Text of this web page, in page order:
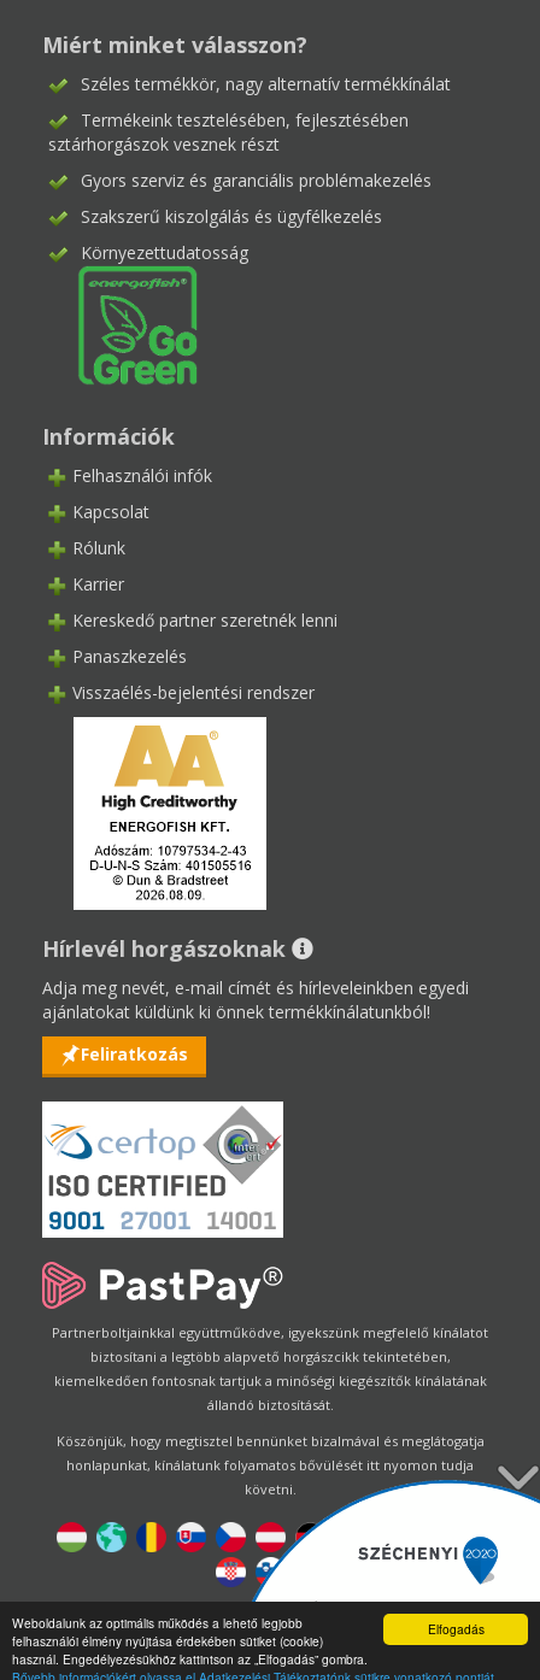
Elfogadás
Weboldalunk az optimális működés a lehető legjobb
felhasználói élmény nyújtása érdekében sütiket (cookie)
használ. Engedélyezésükhöz kattintson az „Elfogadás” gombra.
Miért minket válasszon?
Széles termékkör, nagy alternatív termékkínálat
Termékeink tesztelésében, fejlesztésében
sztárhorgászok vesznek részt
Gyors szerviz és garanciális problémakezelés
Szakszerű kiszolgálás és ügyfélkezelés
Környezettudatosság
Információk
Felhasználói infók
Kapcsolat
Rólunk
Karrier
Kereskedő partner szeretnék lenni
Panaszkezelés
Visszaélés-bejelentési rendszer
Hírlevél horgászoknak
Adja meg nevét, e-mail címét és hírleveleinkben egyedi
ajánlatokat küldünk ki önnek termékkínálatunkból!
Feliratkozás
Partnerboltjainkkal együttműködve, igyekszünk megfelelő kínálatot
biztosítani a legtöbb alapvető horgászcikk tekintetében,
kiemelkedően fontosnak tartjuk a minőségi kiegészítők kínálatának
állandó biztosítását.
Köszönjük, hogy megtisztel bennünket bizalmával és meglátogatja
honlapunkat, kínálatunk folyamatos bővülését itt nyomon tudja
követni.
Designed by Energofish Kft
Oldalmotor:CWBbyGloobus Software Developement|
Technikai segítség|Webdizájn